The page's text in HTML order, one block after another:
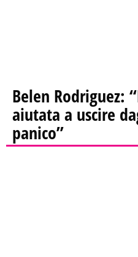
Belen Rodriguez:
aiutata a uscire
panico”